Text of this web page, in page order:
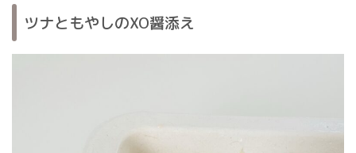
ツナともやしのXO醤添え